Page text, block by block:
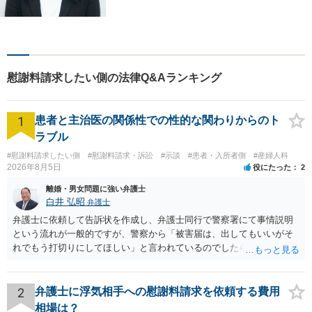
ます。【夜間・土日祝対応
可】
慰謝料請求したい側の法律Q&Aランキング
1
患者と主治医の関係性での性的な関わりからのト
ラブル
#慰謝料請求したい側 #慰謝料請求・訴訟 #示談 #患者・入所者側 #産婦人科
2026年8月5日 役にたった 2
離婚・男女問題に強い弁護士
白井 弘昭 弁護士
弁護士に依頼して告訴状を作成し、弁護士同行で警察署にて事情説明
という流れが一般的ですが、警察から「被害届は、出してもいいがそ
れでもう打切りにしてほしい」と言われているのでしたら、あまり結
検察庁に訴えるのもありかもしれないですが、実際に捜査をするの
は、結局所轄だと思われますので、やはり結論は変わらないかもしれ
ないです。 一度、最寄りの「刑事に強い」とうたっている弁護士に相
2
弁護士に浮気相手への慰謝料請求を依頼する費用
相場は？